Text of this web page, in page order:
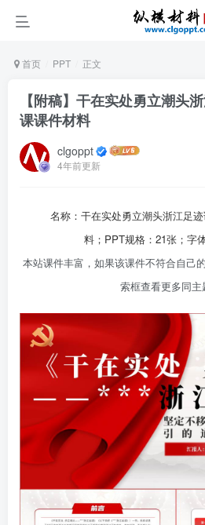
首页 PPT 正文
【附稿】干在实处勇立潮头
课课件材料
clgoppt
4年前更新
名称：干在实处勇立潮头浙江足
料；PPT规格：21张；字
本站课件丰富，如果该课件不符合自己
索框查看更多同主